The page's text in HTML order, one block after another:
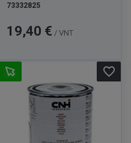
73332825
Kaina
19,40 € / VNT
favorite_border